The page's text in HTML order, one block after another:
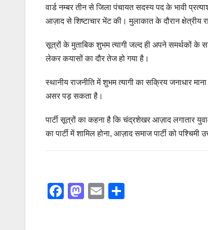
वार्ड नम्बर तीन से जिला पंचायत सदस्य पद के भावी
आज़ाद से शिष्टाचार भेंट की। मुलाकात के दौरान क्षेत्रीय
सूत्रों के मुताबिक शुभम त्यागी जल्द ही अपने समर्थकों के
लेकर कयासों का दौर तेज हो गया है।
स्थानीय राजनीति में शुभम त्यागी का सक्रिय जनाधार
असर पड़ सकता है।
पार्टी सूत्रों का कहना है कि चंद्रशेखर आज़ाद लगातार
का पार्टी में शामिल होना, आज़ाद समाज पार्टी को पश्चिमी
F
M
E